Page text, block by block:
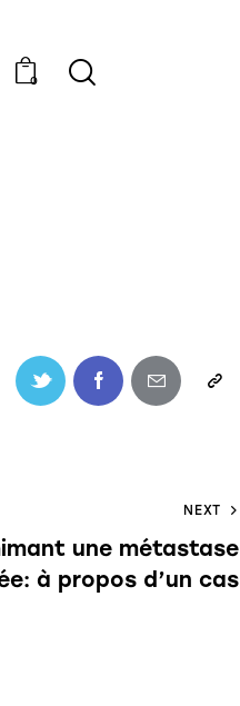
0
NEXT
une métastase
à propos d’un cas